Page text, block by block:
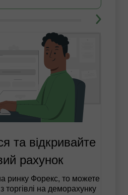
та відкривайте
рахунок
ринку Форекс, то можете
торгівлі на деморахунку